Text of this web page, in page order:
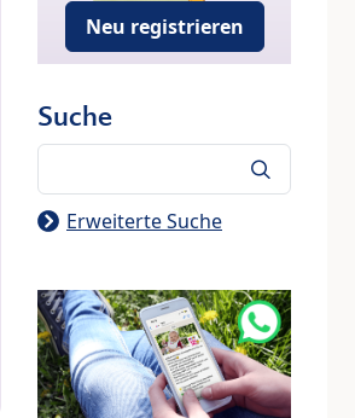
Neu registrieren
Suche
Erweiterte Suche